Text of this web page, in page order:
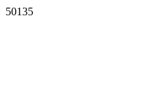
50135